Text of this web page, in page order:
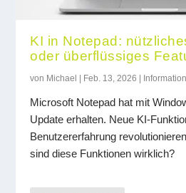
KI in Notepad:
oder überflüssiges
von Michael | Feb. 13, 2026 | Information
Microsoft Notepad hat mit
Update erhalten. Neue KI-
Benutzererfahrung
sind diese Funktionen wirklich?